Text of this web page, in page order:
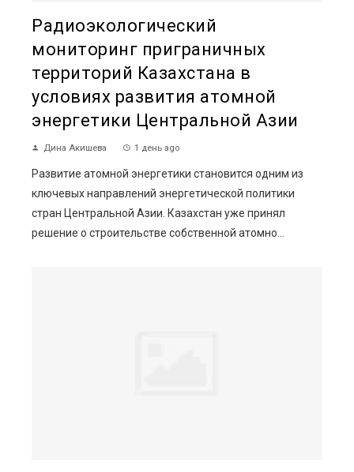
Радиоэкологический
мониторинг приграничных
территорий Казахстана в
условиях развития атомной
энергетики Центральной Азии
Дина Акишева 1 день ago
Развитие атомной энергетики становится одним из
ключевых направлений энергетической политики
стран Центральной Азии. Казахстан уже принял
решение о строительстве собственной атомно...